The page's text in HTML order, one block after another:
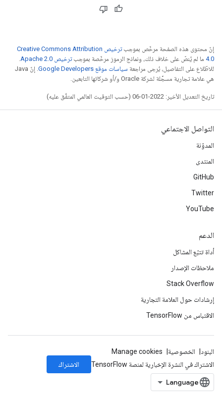
إنّ محتوى هذه الصفحة مرخّص بموجب
ترخيص Creative Commons Attribution
4.0‏ ما لم يُنصّ على خلاف ذلك، ونماذج الرموز مرخّصة بموجبترخيص Apache 2.0‏
.
للاطّلاع على التفاصيل، يُرجى مراجعة سياسات موقع Google Developers‏
. إنّ Java
هي علامة تجارية مسجَّلة لشركة Oracle و/أو شركائها التابعين.
تاريخ التعديل الأخير: 2022-01-06 (حسب التوقيت العالمي المتفَّق عليه)
التواصل الاجتماعي
المدوّنة
المنتدى
GitHub
Twitter
YouTube
الدعم
أداة تتبّع المشاكل
ملاحظات الإصدار
Stack Overflow
إرشادات حول العلامة التجارية
الاقتباس من TensorFlow
البنود الخصوصية
Manage cookies
الاشتراك في النشرة الإخبارية لمنصة TensorFlow
الاشتراك